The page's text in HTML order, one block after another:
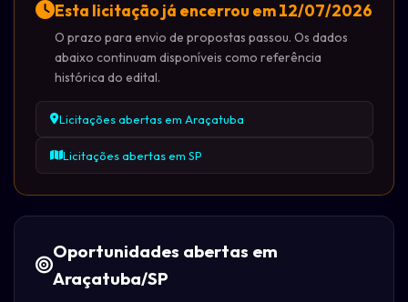
Esta licitação já encerrou em 12/07/2026
O prazo para envio de propostas passou. Os dados
abaixo continuam disponíveis como referência
histórica do edital.
Licitações abertas em Araçatuba
Licitações abertas em SP
Oportunidades abertas em
Araçatuba/SP